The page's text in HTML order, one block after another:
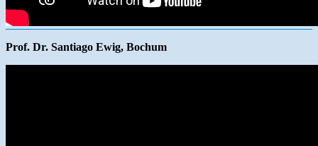
Prof. Dr. Santiago Ewig, Bochum